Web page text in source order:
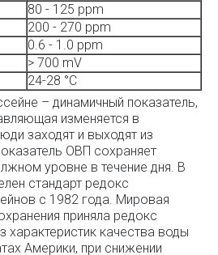
80 - 125 ppm
200 - 270 ppm
0.6 - 1.0 ppm
> 700 mV
24-28 °C
– динамичный показатель,
изменяется в
заходят и выходят из
ОВП сохраняет
уровне в течение дня. В
стандарт редокс
с 1982 года. Мировая
приняла редокс
характеристик качества воды
Америки, при снижении